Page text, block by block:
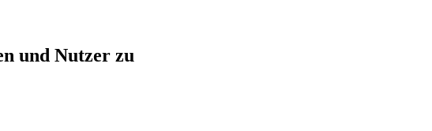
und Nutzer zu